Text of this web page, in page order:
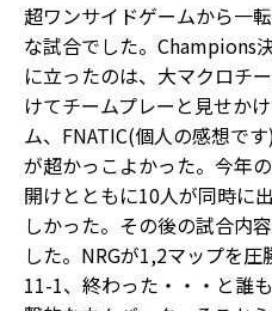
超ワンサイドゲームから一
な試合でした。Champions
に立ったのは、大マクロチ
けてチームプレーと見せか
ム、FNATIC(個人の感想で
が超かっこよかった。今年
開けとともに10人が同時に
しかった。その後の試合内
した。NRGが1,2マップを
11-1、終わった・・・と誰